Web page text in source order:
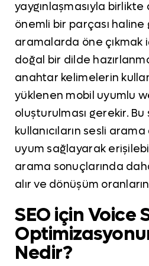
yaygınlaşmasıyla
önemli bir parçası haline
aramalarda öne çıkmak
doğal bir dilde
anahtar kelimelerin
yüklenen mobil uyumlu
oluşturulması gerekir.
kullanıcıların sesli arama
uyum sağlayarak
arama sonuçlarında
alır ve dönüşüm
SEO için Voice
Nedir?